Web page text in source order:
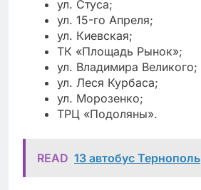
ул. Стуса;
ул. 15-го Апреля;
ул. Киевская;
ТК «Площадь Рынок»;
ул. Владимира Великого;
ул. Леся Курбаса;
ул. Морозенко;
ТРЦ «Подоляны».
READ 13 автобус Тернополь